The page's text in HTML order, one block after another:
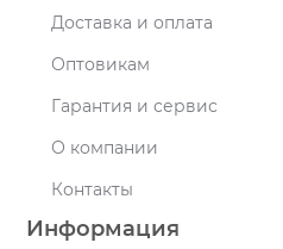
Доставка и оплата
Оптовикам
Гарантия и сервис
О компании
Контакты
Информация